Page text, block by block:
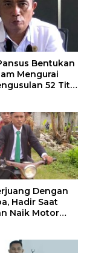
Bentukan
Mengurai
52 Titik
Dengan
Hadir Saat
Naik Motor